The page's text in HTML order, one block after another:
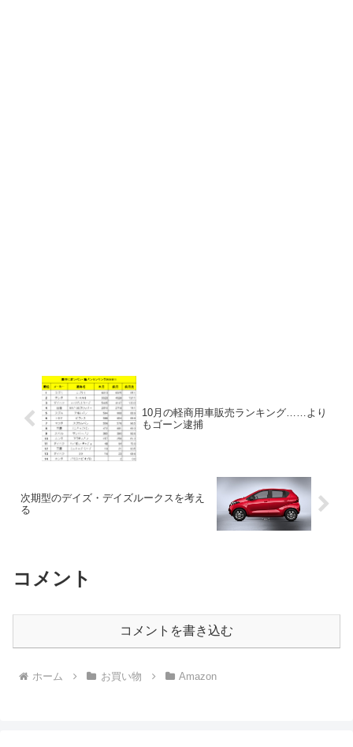
10月の軽商用車販売ランキング……より
もゴーン逮捕
次期型のデイズ・デイズルークスを考え
る
コメント
コメントを書き込む
ホーム お買い物 Amazon